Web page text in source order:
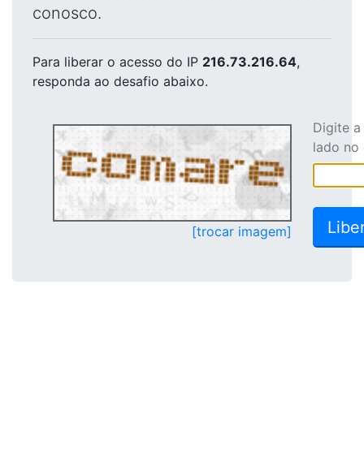
conosco.
Para liberar o acesso do IP 216.73.216.64,
responda ao desafio abaixo.
[trocar imagem]
Digite
lado no